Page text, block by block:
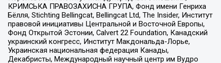
КРИМСЬКА ПРАВОЗАХИСНА ГРУПА, Фонд имени Генриха
Бёлля, Stichting Bellingcat, Bellingcat Ltd, The Insider, Институт
правовой инициативы Центральной и Восточной Европы,
Фонд Открытой Эстонии, Calvert 22 Foundation, Канадский
украинский конгресс, Институт Макдональда-Лорье,
Украинская национальная федерация Канады,
Декабристы, Международный научный центр им Вудро